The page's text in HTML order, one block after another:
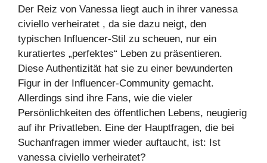
Der Reiz von Vanessa liegt auch in ihrer vanessa
civiello verheiratet , da sie dazu neigt, den
typischen Influencer-Stil zu scheuen, nur ein
kuratiertes „perfektes“ Leben zu präsentieren.
Diese Authentizität hat sie zu einer bewunderten
Figur in der Influencer-Community gemacht.
Allerdings sind ihre Fans, wie die vieler
Persönlichkeiten des öffentlichen Lebens, neugierig
auf ihr Privatleben. Eine der Hauptfragen, die bei
Suchanfragen immer wieder auftaucht, ist: Ist
vanessa civiello verheiratet?